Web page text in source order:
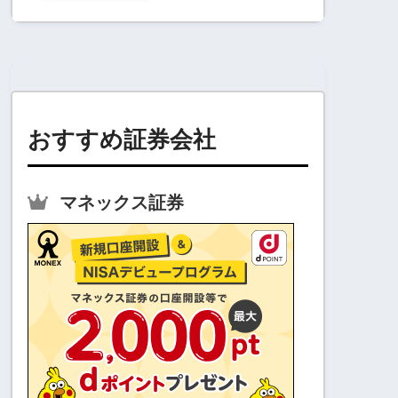
おすすめ証券会社
マネックス証券